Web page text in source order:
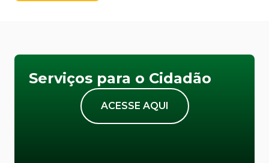
Serviços para o Cidadão
ACESSE AQUI